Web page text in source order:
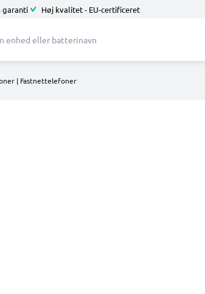
garanti Høj kvalitet - EU-certificeret
| Fastnettelefoner